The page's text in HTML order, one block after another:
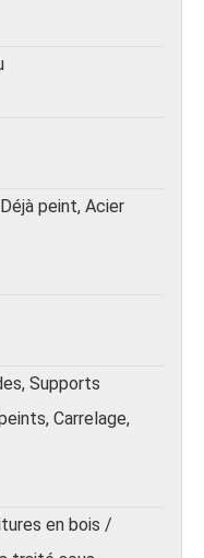
peint, Acier
Supports
Carrelage,
en bois /